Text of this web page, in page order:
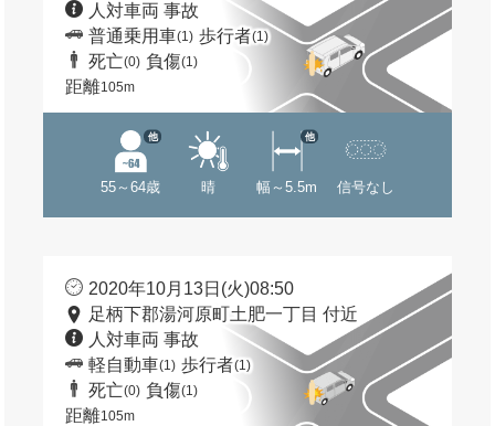
人対車両 事故
普通乗用車(1) 歩行者(1)
死亡(0) 負傷(1)
距離105m
55～64歳
他
晴 幅～5.5m
他
信号なし
2020年10月13日(火)08:50
足柄下郡湯河原町土肥一丁目 付近
人対車両 事故
軽自動車(1) 歩行者(1)
死亡(0) 負傷(1)
距離105m